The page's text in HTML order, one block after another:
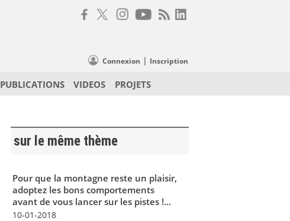
Connexion | Inscription
PUBLICATIONS VIDEOS PROJETS
sur le même thème
Pour que la montagne reste un plaisir,
adoptez les bons comportements
avant de vous lancer sur les pistes !...
10-01-2018